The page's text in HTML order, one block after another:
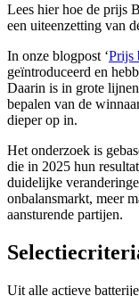
Lees hier hoe de prijs
een uiteenzetting van
In onze blogpost ‘Prijs
geïntroduceerd en
Daarin is in grote
bepalen van de
dieper op in.
Het onderzoek is
die in 2025 hun
duidelijke
onbalansmarkt, meer
aansturende partijen.
Uit alle actieve